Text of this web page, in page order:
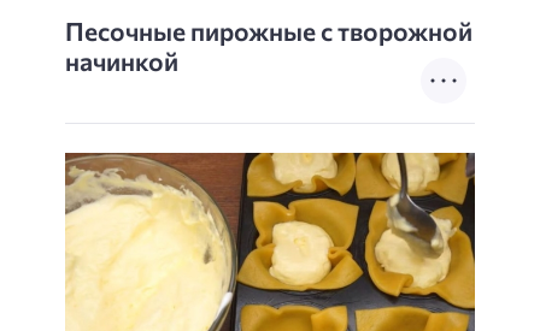
Песочные пирожные с творожной
начинкой